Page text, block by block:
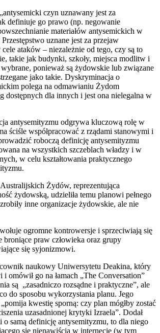
czyn uznawany jest za
definiuje go prawo (np. negowanie
materiałów antysemickich w
uznane jest za przejaw
ataków – niezależnie od tego, czy są to
takie jak budynki, szkoły, miejsca modlitw i
wybrane, ponieważ są żydowskie lub związane
jako takie. Dyskryminacja o
polega na odmawianiu Żydom
dostępnych dla innych i jest ona nielegalna w
antysemityzmu odgrywa kluczową rolę w
ściśle współpracować z rządami stanowymi i
roboczą definicję antysemityzmu
na wszystkich szczeblach władzy i w
w celu kształtowania praktycznego
Żydów, reprezentująca
żydowską, udzieliła temu planowi pełnego
inne organizacje żydowskie, ale nie
ogromne kontrowersje i sprzeciwiają się
broniące praw człowieka oraz grupy
się syjonizmowi.
naukowy Uniwersytetu Deakina, który
i omówił go na łamach „The Conversation”
są „zasadniczo rozsądne i praktyczne”, ale
co do sposobu wykorzystania planu. Jego
kwestię sporną: czy plan mógłby zostać
uzasadnionej krytyki Izraela”. Dodał
o samą definicję antysemityzmu, to dla niego
się nienawiścią w internecie (w tym